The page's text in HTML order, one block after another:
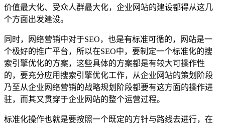
价值最大化、受众人群最大化，企业网站的建设都得从这几
个方面出发建设。
同时，网络营销中对于SEO，也是有标准可循的，网站是一
个极好的推广平台，所以在SEO中，要制定一个标准化的搜
索引擎优化的方案，这些具体的方案都是有较大可操作性
的，要充分应用搜索引擎优化工作，从企业网站的策划阶段
乃至从企业网络营销的战略规划阶段都要有这方面的操作进
驻，而其又贯穿于企业网站的整个运营过程。
标准化操作也就是要按照一个既定的方针与路线去进行，在